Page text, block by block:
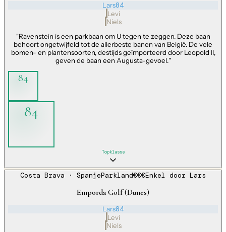
Lars84
Levi
Niels
"Ravenstein is een parkbaan om U tegen te zeggen. Deze baan
behoort ongetwijfeld tot de allerbeste banen van België. De vele
bomen- en plantensoorten, destijds geïmporteerd door Leopold II,
geven de baan een Augusta-gevoel."
84
84
Topklasse
Costa Brava · SpanjeParkland€€€Enkel door Lars
Emporda Golf (Dunes)
Lars84
Levi
Niels